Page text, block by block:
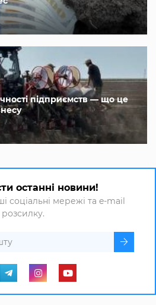
підприємств — що це
останні новини!
соціальні мережі та e-mail
розсилку.